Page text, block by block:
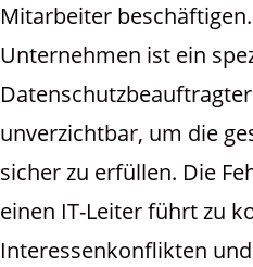
Mitarbeiter
Unternehmen ist ein
unverzichtbar, um die
sicher zu erfüllen. Die
einen IT-Leiter führt zu
Interessenkonflikten